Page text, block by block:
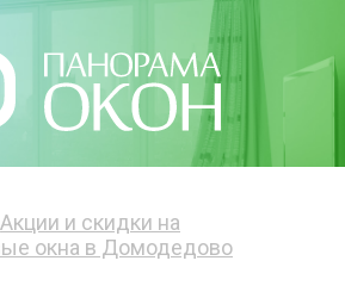
Акции и скидки на
окна в Домодедово